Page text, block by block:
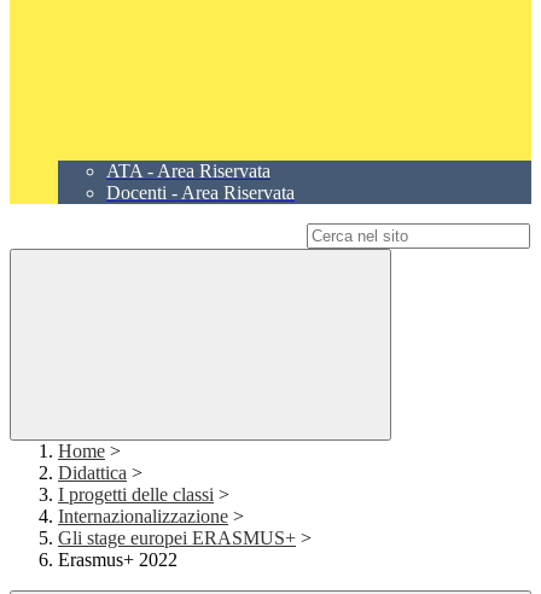
ATA - Area Riservata
Docenti - Area Riservata
Home >
Didattica >
I progetti delle classi >
Internazionalizzazione >
Gli stage europei ERASMUS+ >
Erasmus+ 2022